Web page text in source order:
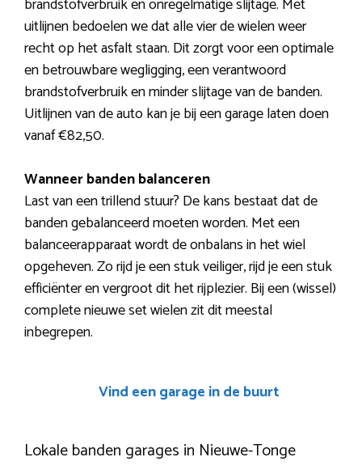
uitlijnen bedoelen we dat alle vier de wielen weer
recht op het asfalt staan. Dit zorgt voor een optimale
en betrouwbare wegligging, een verantwoord
brandstofverbruik en minder slijtage van de banden.
Uitlijnen van de auto kan je bij een garage laten doen
vanaf €82,50.
Wanneer banden balanceren
Last van een trillend stuur? De kans bestaat dat de
banden gebalanceerd moeten worden. Met een
balanceerapparaat wordt de onbalans in het wiel
opgeheven. Zo rijd je een stuk veiliger, rijd je een stuk
efficiënter en vergroot dit het rijplezier. Bij een (wissel)
complete nieuwe set wielen zit dit meestal
inbegrepen.
Vind een garage in de buurt
Lokale banden garages in Nieuwe-Tonge